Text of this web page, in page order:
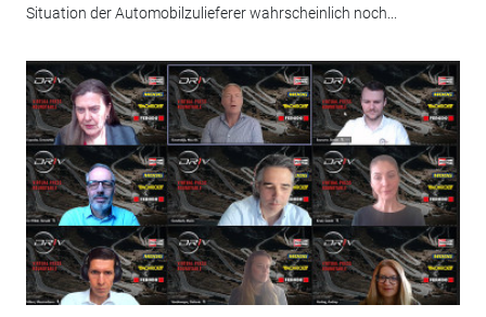
Situation der Automobilzulieferer wahrscheinlich noch...